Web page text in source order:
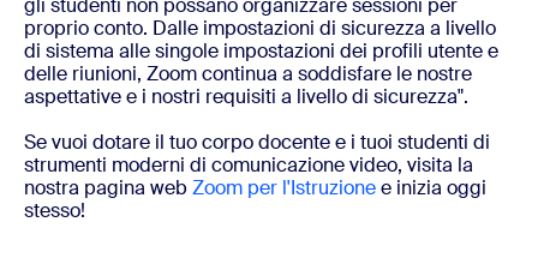
gli studenti non possano organizzare sessioni per
proprio conto. Dalle impostazioni di sicurezza a livello
di sistema alle singole impostazioni dei profili utente e
delle riunioni, Zoom continua a soddisfare le nostre
aspettative e i nostri requisiti a livello di sicurezza".
Se vuoi dotare il tuo corpo docente e i tuoi studenti di
strumenti moderni di comunicazione video, visita la
nostra pagina web Zoom per l'Istruzionee inizia oggi
stesso!